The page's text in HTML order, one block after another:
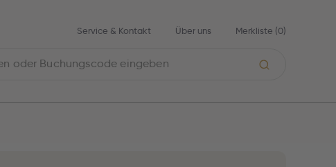
Service & Kontakt Über uns Merkliste (0)